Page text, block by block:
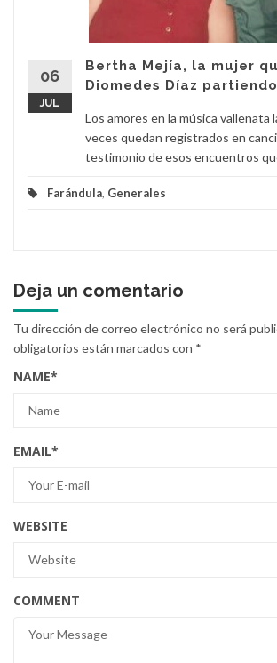
06
JUL
Bertha Mejía, la mujer
Diomedes Díaz
Los amores en la música vallenata
veces quedan registrados en
testimonio de esos encuentros
Farándula, Generales
Deja un comentario
Tu dirección de correo electrónico no será
obligatorios están marcados con *
NAME*
EMAIL*
WEBSITE
COMMENT